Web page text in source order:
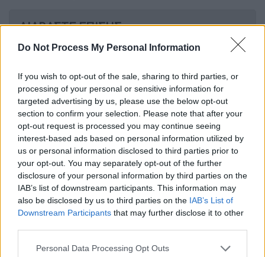
Do Not Process My Personal Information
If you wish to opt-out of the sale, sharing to third parties, or
processing of your personal or sensitive information for
targeted advertising by us, please use the below opt-out
section to confirm your selection. Please note that after your
opt-out request is processed you may continue seeing
interest-based ads based on personal information utilized by
us or personal information disclosed to third parties prior to
your opt-out. You may separately opt-out of the further
disclosure of your personal information by third parties on the
IAB’s list of downstream participants. This information may
also be disclosed by us to third parties on the IAB’s List of
Downstream Participants that may further disclose it to other
Please note that this website/app uses one or more Google
Personal Data Processing Opt Outs
ΔΙΑΒΑΣΤΕ ΕΠΙΣΗΣ
Υγεία|20.09.2024 09:19
οι μισοί δικαιούχοι δεν είναι
συμβεβλημένοι - Τι θα γίνει με τους
δωρεάν παιδιάτρους
«Θα παρακολουθούμε συνεχώς το φαράγγι.
Δεν μπορούσαμε να αποφύγουμε τα χθεσινά
γεγονότα, καθώςδεν είχαμε κάποιο
δεδομένο ότι κάτι τέτοιο θα γινόταν, είχαμε
ένα τεράστιο ποσό βροχής με πολύ μεγάλη
ραγδαιότητα», πρόσθεσε.